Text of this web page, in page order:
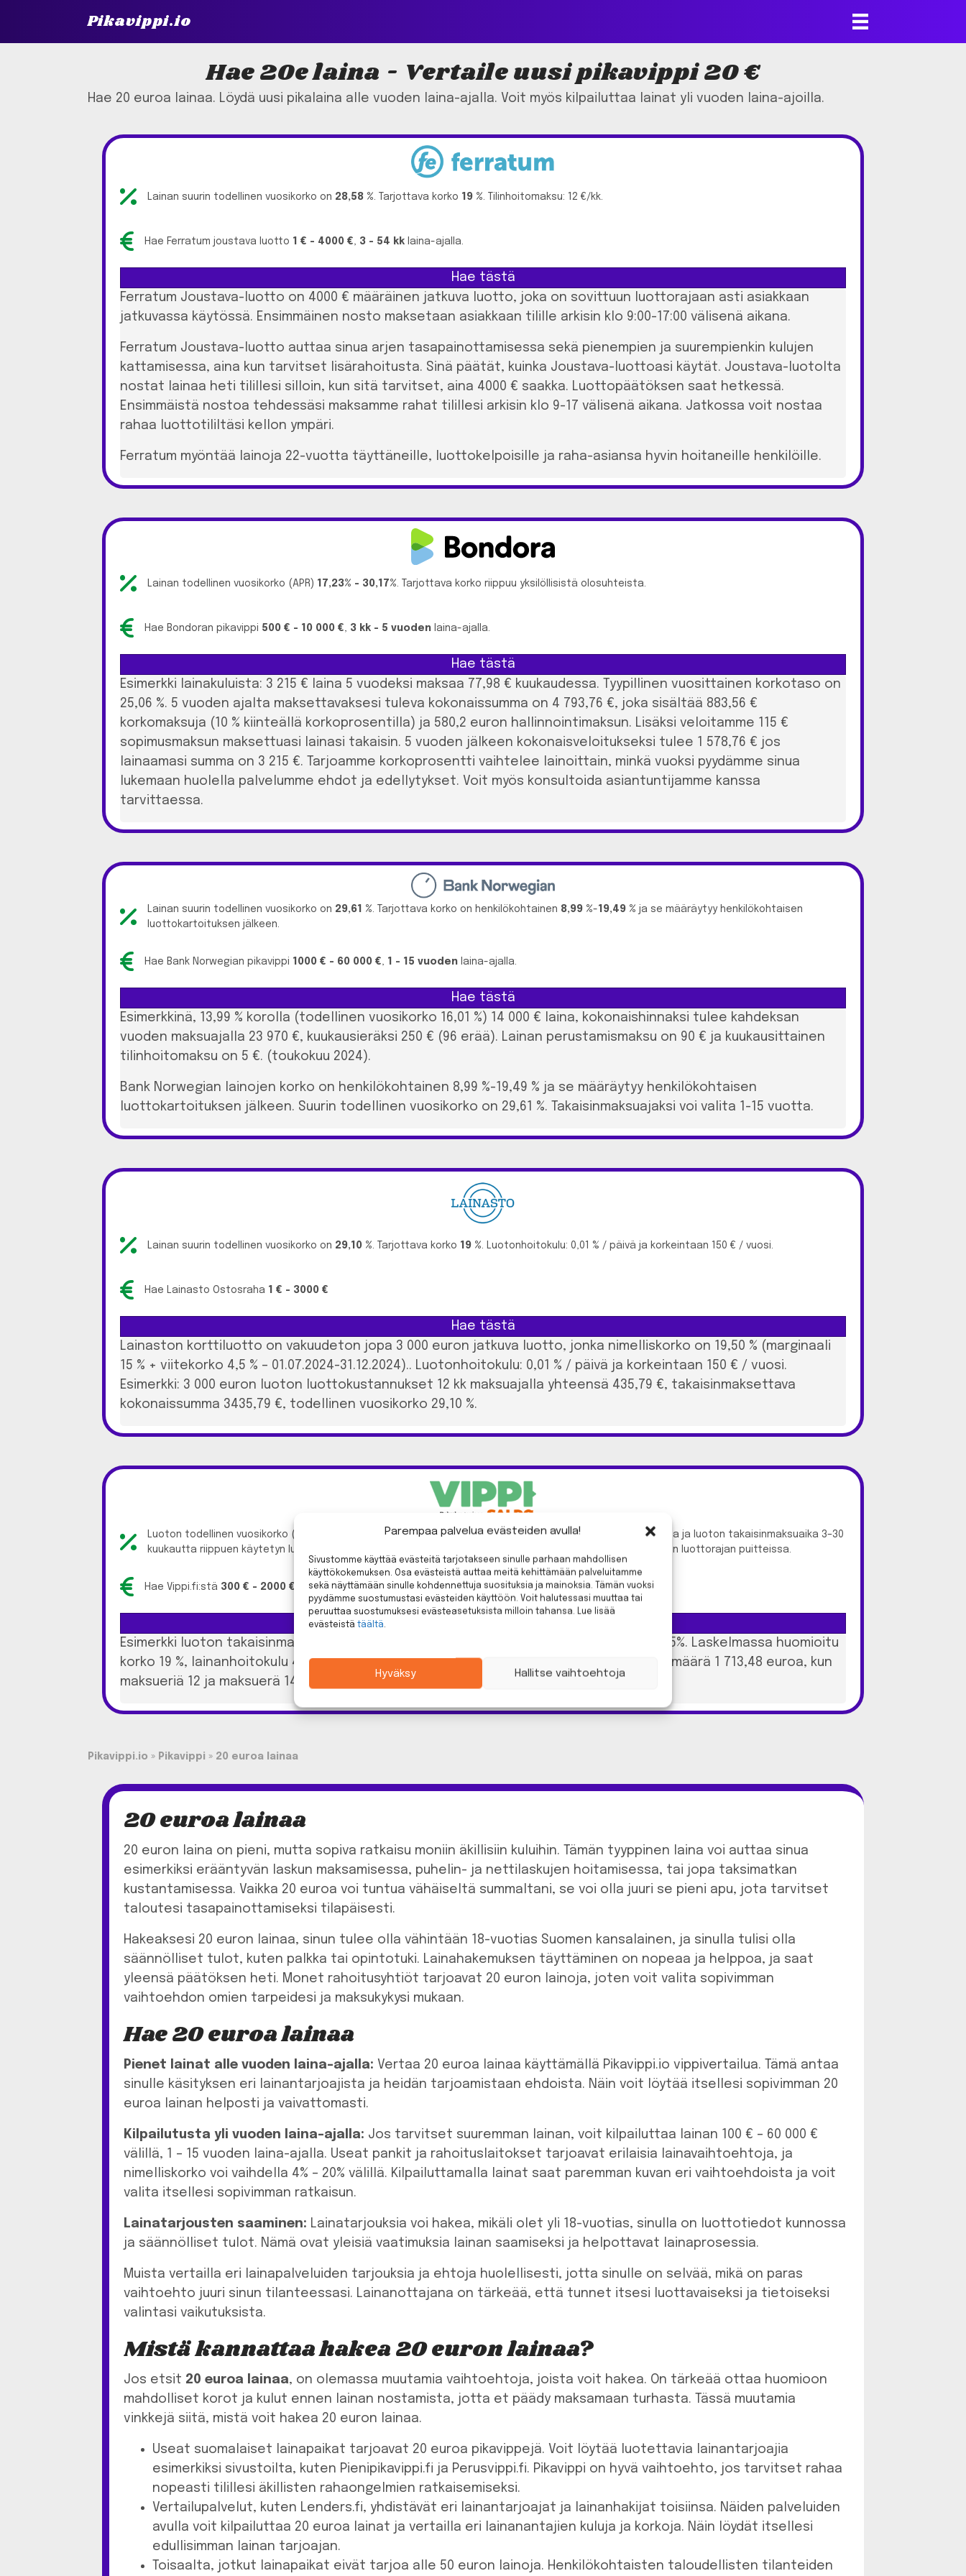
Parempaa palvelua evästeiden avulla!
Sivustomme käyttää evästeitä tarjotakseen sinulle parhaan mahdollisen
käyttökokemuksen. Osa evästeistä auttaa meitä kehittämään palveluitamme
sekä näyttämään sinulle kohdennettuja suosituksia ja mainoksia. Tämän vuoksi
pyydämme suostumustasi evästeiden käyttöön. Voit halutessasi muuttaa tai
peruuttaa suostumuksesi evästeasetuksista milloin tahansa. Lue lisää
evästeistä täältä.
Hyväksy Hallitse vaihtoehtoja
Pikavippi.io
Hae 20e laina - Vertaile uusi pikavippi 20 €
Hae 20 euroa lainaa. Löydä uusi pikalaina alle vuoden laina-ajalla. Voit myös kilpailuttaa lainat yli vuoden laina-ajoilla.
Lainan suurin todellinen vuosikorko on 28,58 % . Tarjottava korko 19 % . Tilinhoitomaksu: 12 €/kk.
Hae Ferratum joustava luotto 1 € - 4000 € 3 - 54 kk laina-ajalla.
Hae tästä
Ferratum Joustava-luotto on 4000 € määräinen jatkuva luotto, joka on sovittuun luottorajaan asti asiakkaan
jatkuvassa käytössä. Ensimmäinen nosto maksetaan asiakkaan tilille arkisin klo 9:00-17:00 välisenä aikana.
Ferratum Joustava-luotto auttaa sinua arjen tasapainottamisessa sekä pienempien ja suurempienkin kulujen
kattamisessa, aina kun tarvitset lisärahoitusta. Sinä päätät, kuinka Joustava-luottoasi käytät. Joustava-luotolta
nostat lainaa heti tilillesi silloin, kun sitä tarvitset, aina 4000 € saakka. Luottopäätöksen saat hetkessä.
Ensimmäistä nostoa tehdessäsi maksamme rahat tilillesi arkisin klo 9-17 välisenä aikana. Jatkossa voit nostaa
rahaa luottotililtäsi kellon ympäri.
Ferratum myöntää lainoja 22-vuotta täyttäneille, luottokelpoisille ja raha-asiansa hyvin hoitaneille henkilöille.
Lainan todellinen vuosikorko (APR) 17,23% - 30,17%. Tarjottava korko riippuu yksilöllisistä olosuhteista.
Hae Bondoran pikavippi 500 € - 10 000 €, 3 kk - 5 vuoden laina-ajalla.
Hae tästä
Esimerkki lainakuluista: 3 215 € laina 5 vuodeksi maksaa 77,98 € kuukaudessa. Tyypillinen vuosittainen korkotaso on
25,06 %. 5 vuoden ajalta maksettavaksesi tuleva kokonaissumma on 4 793,76 €, joka sisältää 883,56 €
korkomaksuja (10 % kiinteällä korkoprosentilla) ja 580,2 euron hallinnointimaksun. Lisäksi veloitamme 115 €
sopimusmaksun maksettuasi lainasi takaisin. 5 vuoden jälkeen kokonaisveloitukseksi tulee 1 578,76 € jos
lainaamasi summa on 3 215 €. Tarjoamme korkoprosentti vaihtelee lainoittain, minkä vuoksi pyydämme sinua
lukemaan huolella palvelumme ehdot ja edellytykset. Voit myös konsultoida asiantuntijamme kanssa
tarvittaessa.
Lainan suurin todellinen vuosikorko on 29,61 %. Tarjottava korko on henkilökohtainen 8,99 %-19,49 % ja se määräytyy henkilökohtaisen
luottokartoituksen jälkeen.
Hae Bank Norwegian pikavippi 1000 € - 60 000 €, 1 - 15 vuoden laina-ajalla.
Hae tästä
Esimerkkinä, 13,99 % korolla (todellinen vuosikorko 16,01 %) 14 000 € laina, kokonaishinnaksi tulee kahdeksan
vuoden maksuajalla 23 970 €, kuukausieräksi 250 € (96 erää). Lainan perustamismaksu on 90 € ja kuukausittainen
tilinhoitomaksu on 5 €. (toukokuu 2024).
Bank Norwegian lainojen korko on henkilökohtainen 8,99 %-19,49 % ja se määräytyy henkilökohtaisen
luottokartoituksen jälkeen. Suurin todellinen vuosikorko on 29,61 %. Takaisinmaksuajaksi voi valita 1-15 vuotta.
Lainan suurin todellinen vuosikorko on 29,10 %. Tarjottava korko 19 %. Luotonhoitokulu: 0,01 % / päivä ja korkeintaan 150 € / vuosi.
Hae Lainasto Ostosraha 1 € - 3000 €
Hae tästä
Lainaston korttiluotto on vakuudeton jopa 3 000 euron jatkuva luotto, jonka nimelliskorko on 19,50 % (marginaali
15 % + viitekorko 4,5 % – 01.07.2024-31.12.2024).. Luotonhoitokulu: 0,01 % / päivä ja korkeintaan 150 € / vuosi.
Esimerkki: 3 000 euron luoton luottokustannukset 12 kk maksuajalla yhteensä 435,79 €, takaisinmaksettava
kokonaissumma 3435,79 €, todellinen vuosikorko 29,10 %.
Luoton todellinen vuosikorko (APR) on
. Lainanhoitokulu 0,01 % päivässä luottorajan mukaan laskettuna ja luoton takaisinmaksuaika 3–30
kuukautta riippuen käytetyn luoton määrästä. Luotonavausmaksu 0 euroa. Lainan voi nostaa aina uudelleen luottorajan puitteissa.
Hae Vippi.fi:stä 300 € - 2000 € pikalaina!
Esimerkki luoton takaisinmaksusta: Todellinen vuosikorko (APR) 1 500 euron luotolle 28,5%. Laskelmassa huomioitu
korko 19 %, lainanhoitokulu 4,56 euroa kuukaudessa. Lainan ja lainakustannusten yhteismäärä 1 713,48 euroa, kun
maksueriä 12 ja maksuerä 142,79 euroa kuukaudessa.
Pikavippi.io » Pikavippi » 20 euroa lainaa
20 euroa lainaa
20 euron laina on pieni, mutta sopiva ratkaisu moniin äkillisiin kuluihin. Tämän tyyppinen laina voi auttaa sinua
esimerkiksi erääntyvän laskun maksamisessa, puhelin- ja nettilaskujen hoitamisessa, tai jopa taksimatkan
kustantamisessa. Vaikka 20 euroa voi tuntua vähäiseltä summaltani, se voi olla juuri se pieni apu, jota tarvitset
taloutesi tasapainottamiseksi tilapäisesti.
Hakeaksesi 20 euron lainaa, sinun tulee olla vähintään 18-vuotias Suomen kansalainen, ja sinulla tulisi olla
säännölliset tulot, kuten palkka tai opintotuki. Lainahakemuksen täyttäminen on nopeaa ja helppoa, ja saat
yleensä päätöksen heti. Monet rahoitusyhtiöt tarjoavat 20 euron lainoja, joten voit valita sopivimman
vaihtoehdon omien tarpeidesi ja maksukykysi mukaan.
Hae 20 euroa lainaa
Pienet lainat alle vuoden laina-ajalla: Vertaa 20 euroa lainaa käyttämällä Pikavippi.io vippivertailua. Tämä antaa
sinulle käsityksen eri lainantarjoajista ja heidän tarjoamistaan ehdoista. Näin voit löytää itsellesi sopivimman 20
euroa lainan helposti ja vaivattomasti.
Kilpailutusta yli vuoden laina-ajalla: Jos tarvitset suuremman lainan, voit kilpailuttaa lainan 100 € – 60 000 €
välillä, 1 – 15 vuoden laina-ajalla. Useat pankit ja rahoituslaitokset tarjoavat erilaisia lainavaihtoehtoja, ja
nimelliskorko voi vaihdella 4% – 20% välillä. Kilpailuttamalla lainat saat paremman kuvan eri vaihtoehdoista ja voit
valita itsellesi sopivimman ratkaisun.
Lainatarjousten saaminen: Lainatarjouksia voi hakea, mikäli olet yli 18-vuotias, sinulla on luottotiedot kunnossa
ja säännölliset tulot. Nämä ovat yleisiä vaatimuksia lainan saamiseksi ja helpottavat lainaprosessia.
Muista vertailla eri lainapalveluiden tarjouksia ja ehtoja huolellisesti, jotta sinulle on selvää, mikä on paras
vaihtoehto juuri sinun tilanteessasi. Lainanottajana on tärkeää, että tunnet itsesi luottavaiseksi ja tietoiseksi
valintasi vaikutuksista.
Mistä kannattaa hakea 20 euron lainaa?
Jos etsit 20 euroa lainaa, on olemassa muutamia vaihtoehtoja, joista voit hakea. On tärkeää ottaa huomioon
mahdolliset korot ja kulut ennen lainan nostamista, jotta et päädy maksamaan turhasta. Tässä muutamia
vinkkejä siitä, mistä voit hakea 20 euron lainaa.
Useat suomalaiset lainapaikat tarjoavat 20 euroa pikavippejä. Voit löytää luotettavia lainantarjoajia
esimerkiksi sivustoilta, kuten Pienipikavippi.fi ja Perusvippi.fi. Pikavippi on hyvä vaihtoehto, jos tarvitset rahaa
nopeasti tilillesi äkillisten rahaongelmien ratkaisemiseksi.
Vertailupalvelut, kuten Lenders.fi, yhdistävät eri lainantarjoajat ja lainanhakijat toisiinsa. Näiden palveluiden
avulla voit kilpailuttaa 20 euroa lainat ja vertailla eri lainanantajien kuluja ja korkoja. Näin löydät itsellesi
edullisimman lainan tarjoajan.
Toisaalta, jotkut lainapaikat eivät tarjoa alle 50 euron lainoja. Henkilökohtaisten taloudellisten tilanteiden